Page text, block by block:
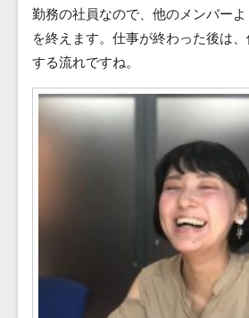
勤務の社員なので、他のメンバー
を終えます。仕事が終わった後は
する流れですね。